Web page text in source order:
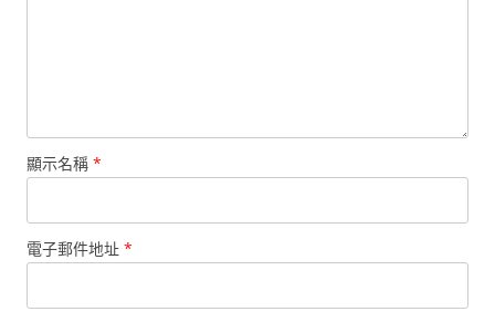
顯示名稱 *
電子郵件地址 *